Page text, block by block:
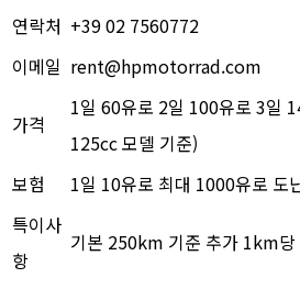
연락처 +39 02 7560772
이메일 rent@hpmotorrad.com
가격
1일 60유로 2일 100유로 3일
125cc 모델 기준)
보험
1일 10유로 최대 1000유로 도
특이사
항
기본 250km 기준 추가 1km당